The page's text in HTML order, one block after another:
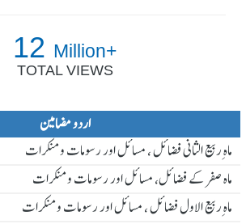
12 Million+
TOTAL VIEWS
اردو مضامین
ماہ ِربیع الثانی فضائل ، مسائل اور رسومات و منکرات
ماہ صفر کے فضائل، مسائل اور رسومات و منکرات
ماہ ِربیع الاول فضائل ، مسائل اور رسومات و منکرات